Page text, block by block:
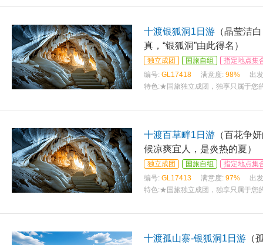
十渡银狐洞1日游 （晶莹洁
真，“银狐洞”由此得名）
独立成团 国旅自组
指定地点集
编号: GL17418 满意度: 98%
出
特色:★国旅独立成团，独享只属于您
十渡百草畔1日游 （百花争
候凉爽宜人，是炎热的夏）
独立成团 国旅自组
指定地点集
编号: GL17413 满意度: 97%
出
特色:★国旅独立成团，独享只属于您
十渡孤山寨-银狐洞1日游 （